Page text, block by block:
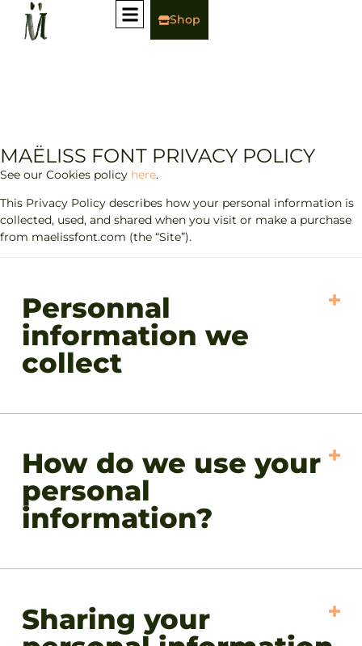
Shop
MAËLISS FONT PRIVACY POLICY
See our Cookies policy here.
This Privacy Policy describes how your personal information is
collected, used, and shared when you visit or make a purchase
from maelissfont.com (the “Site”).
Personnal
information we
collect
How do we use your
personal
information?
Sharing your